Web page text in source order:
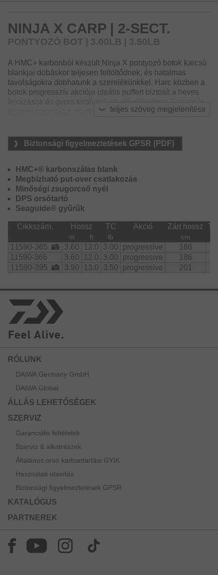
NINJA X CARP | 2-SECT.
PONTYOZÓ BOT | 3.00LB | 3.50LB
teljes szöveg megjelenítése
A HMC+ karbonból készült Ninja X pontyozó botok karcsú
blankjai dobáskor teljesen feltöltődnek, és hatalmas
tavolságokra dobhatunk a szerelékünkkel. Harc közben a
botok progresszív akciója ideális puffert biztosít a heves
közben garantált a maximális szórakozás. A Ninja X
anyaghasználat. A karcsú zsugorcső nyél könnyen
tisztítható, stabilan és kényelmesen ül a kézben és a
Biztonsági figyelmeztetések GPSR (PDF)
HMC+® karbonszálas blank
Megbízható put-over csatlakozás
Minőségi zsugorcső nyél
DPS orsótartó
Seaguide® gyűrűk
Cikkszám. Hossz TC Akció Zárt hossz
m ft lb cm
11590-365 3.60 12.0 3.00 progressive 186
11590-366
3.60 12.0 3.00 progressive 186
11590-395
3.90 13.0 3.50 progressive 201
RÓLUNK
DAIWA Germany GmbH
DAIWA Global
ÁLLÁS LEHETŐSÉGEK
SZERVIZ
Garanciális feltételek
Szerviz & alkatrészek
Általános orsó karbantartási GYIK
Használati utasítás
Biztonsági figyelmeztetések GPSR
KATALÓGUS
PARTNEREK